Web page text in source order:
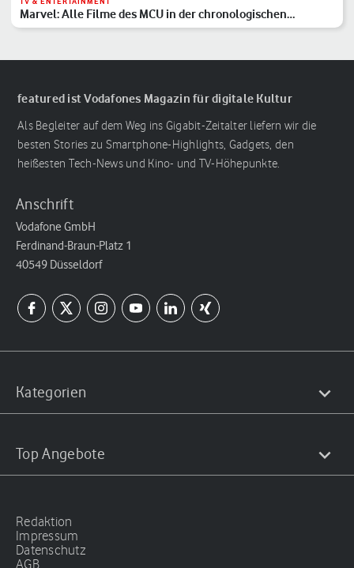
Marvel: Alle Filme des MCU in der chronologischen
Reihenfolge
featured ist Vodafones Magazin für digitale Kultur
Als Begleiter auf dem Weg ins Gigabit-Zeitalter liefern wir die
besten Stories zu Smartphone-Highlights, Gadgets, den
heißesten Tech-News und Kino- und TV-Höhepunkte.
Anschrift
Vodafone GmbH
Ferdinand-Braun-Platz 1
40549 Düsseldorf
Kategorien
Top Angebote
Redaktion
Impressum
Datenschutz
AGB